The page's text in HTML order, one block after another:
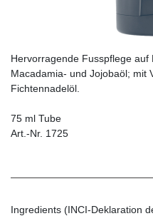
Hervorragende Fusspflege auf
Macadamia- und Jojobaöl; mit
Fichtennadelöl.
75 ml Tube
Art.-Nr. 1725
Ingredients (INCI-Deklaration